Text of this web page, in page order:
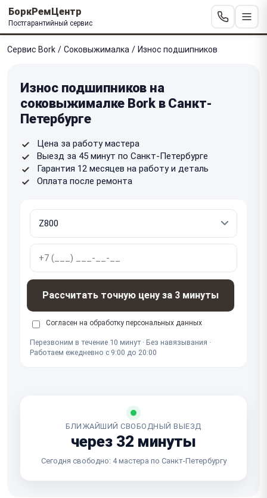
БоркРемЦентр
Постгарантийный сервис
Сервис Bork / Соковыжималка / Износ подшипников
Износ подшипников на
соковыжималке Bork в Санкт-
Петербурге
Цена за работу мастера
Выезд за 45 минут по Санкт-Петербурге
Гарантия 12 месяцев на работу и деталь
Оплата после ремонта
Рассчитать точную цену за 3 минуты
Согласен на обработку персональных данных
Перезвоним в течение 10 минут · Без навязывания ·
Работаем ежедневно с 9:00 до 20:00
БЛИЖАЙШИЙ СВОБОДНЫЙ ВЫЕЗД
через 32 минуты
Сегодня свободно: 4 мастера по Санкт-Петербургу